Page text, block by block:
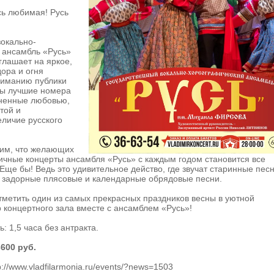
любимая! Русь
«Русь»
на яркое,
и огня
публики
лучшие номера
любовью,
и
русского
что желающих
концерты ансамбля «Русь» с каждым годом становится все
бы! Ведь это удивительное действо, где звучат старинные
плясовые и календарные обрядовые песни.
один из самых прекрасных праздников весны в уютной
зала вместе с ансамблем «Русь»!
1,5 часа без антракта.
руб.
www.vladfilarmonia.ru/events/?news=1503